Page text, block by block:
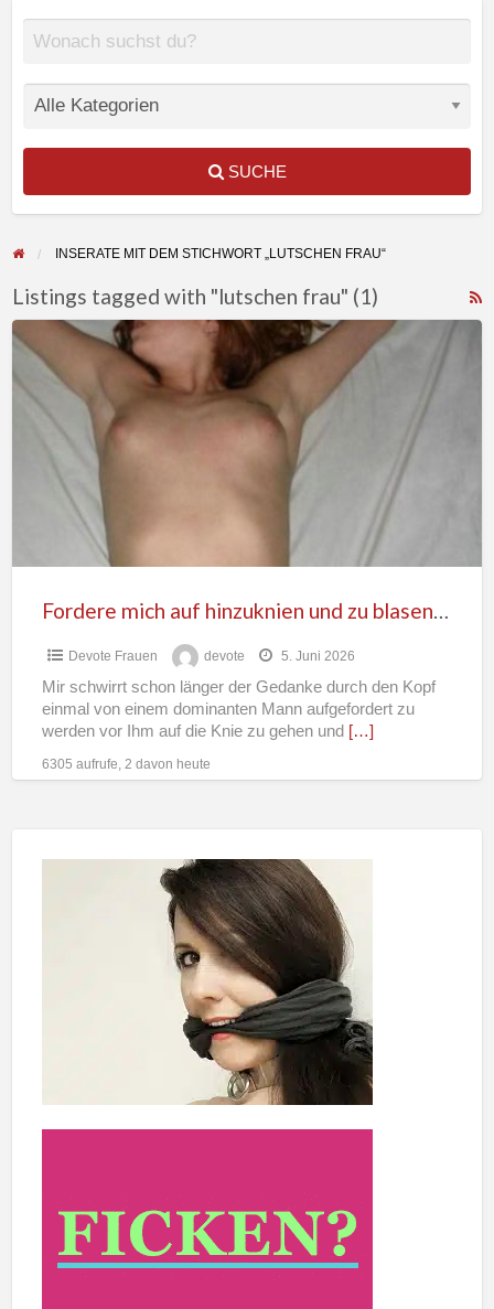
SUCHE
INSERATE MIT DEM STICHWORT „LUTSCHEN FRAU“
Listings tagged with "lutschen frau" (1)
Fordere
mich
auf
hinzuknien
blasen,
Fordere mich auf hinzuknien und zu blasen, Herr
Devote Frauen devote 5. Juni 2026
Mir schwirrt schon länger der Gedanke durch den Kopf
einmal von einem dominanten Mann aufgefordert zu
werden vor Ihm auf die Knie zu gehen und […]
6305 aufrufe, 2 davon heute